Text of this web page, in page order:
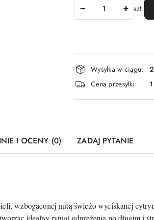
szt.
Dostępność
i
dostawa
Wysyłka w ciągu:
Cena przesyłki:
I OCENY (0) ZADAJ PYTANIE
wzbogaconej nutą świeżo wyciskanej
idealny rytuał odprężenia po długim i